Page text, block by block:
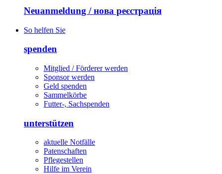
Neuanmeldung / нова реєстрація
So helfen Sie
spenden
Mitglied / Förderer werden
Sponsor werden
Geld spenden
Sammelkörbe
Futter-, Sachspenden
unterstützen
aktuelle Notfälle
Patenschaften
Pflegestellen
Hilfe im Verein